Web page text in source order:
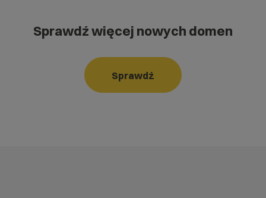
Sprawdź więcej nowych domen
Sprawdź